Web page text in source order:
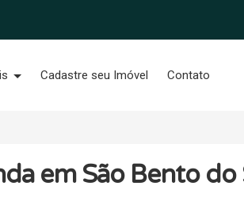
Cadastre seu Imóvel Contato
em São Bento do